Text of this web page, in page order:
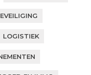
LOGISTIEK